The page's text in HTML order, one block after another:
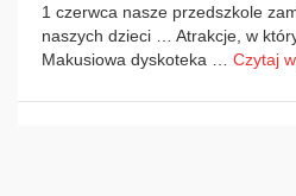
1 czerwca nasze przedszkole
naszych dzieci … Atrakcje, w
Makusiowa dyskoteka … Czytaj